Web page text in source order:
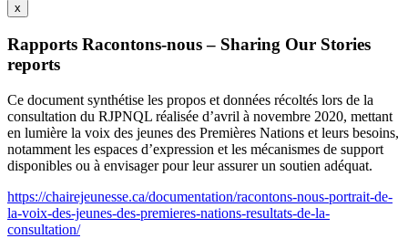
x
Rapports Racontons-nous – Sharing Our Stories
reports
Ce document synthétise les propos et données récoltés lors de la
consultation du RJPNQL réalisée d’avril à novembre 2020, mettant
en lumière la voix des jeunes des Premières Nations et leurs besoins,
notamment les espaces d’expression et les mécanismes de support
disponibles ou à envisager pour leur assurer un soutien adéquat.
https://chairejeunesse.ca/documentation/racontons-nous-portrait-de-
la-voix-des-jeunes-des-premieres-nations-resultats-de-la-
consultation/